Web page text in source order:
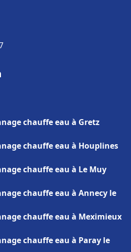
chauffe eau à Gretz
chauffe eau à Houplines
chauffe eau à Le Muy
chauffe eau à Annecy le
chauffe eau à Meximieux
chauffe eau à Paray le